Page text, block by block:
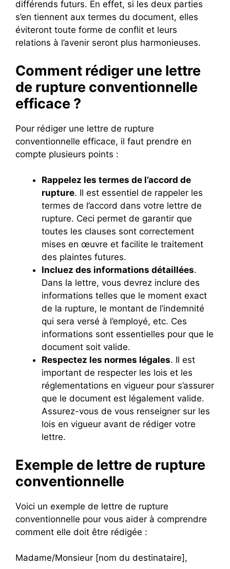
différends futurs. En effet, si les deux parties
s’en tiennent aux termes du document, elles
éviteront toute forme de conflit et leurs
relations à l’avenir seront plus harmonieuses.
Comment rédiger une lettre
de rupture conventionnelle
efficace ?
Pour rédiger une lettre de rupture
conventionnelle efficace, il faut prendre en
compte plusieurs points :
Rappelez les termes de l’accord de
rupture. Il est essentiel de rappeler les
termes de l’accord dans votre lettre de
rupture. Ceci permet de garantir que
toutes les clauses sont correctement
mises en œuvre et facilite le traitement
des plaintes futures.
Incluez des informations détaillées.
Dans la lettre, vous devrez inclure des
informations telles que le moment exact
de la rupture, le montant de l’indemnité
qui sera versé à l’employé, etc. Ces
informations sont essentielles pour que le
document soit valide.
Respectez les normes légales. Il est
important de respecter les lois et les
réglementations en vigueur pour s’assurer
que le document est légalement valide.
Assurez-vous de vous renseigner sur les
lois en vigueur avant de rédiger votre
lettre.
Exemple de lettre de rupture
conventionnelle
Voici un exemple de lettre de rupture
conventionnelle pour vous aider à comprendre
comment elle doit être rédigée :
Madame/Monsieur [nom du destinataire],